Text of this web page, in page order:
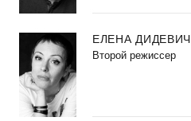
ЕЛЕНА ДИДЕВИЧ
Второй режиссер